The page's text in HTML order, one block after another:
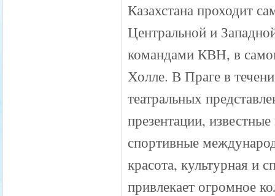
Казахстана проходит
Центральной и
командами КВН, в
Холле. В Праге в
театральных
презентации,
спортивные
красота, культурная и
привлекает огромное